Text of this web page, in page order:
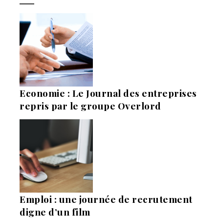
Economie : Le Journal des entreprises
repris par le groupe Overlord
Emploi : une journée de recrutement
digne d’un film